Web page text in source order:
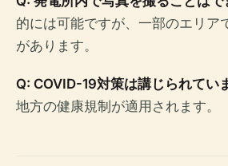
的には可能ですが、一部のエリア
があります。
Q: COVID-19対策は講じられてい
地方の健康規制が適用されます。